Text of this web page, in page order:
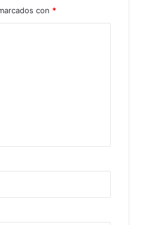
con *